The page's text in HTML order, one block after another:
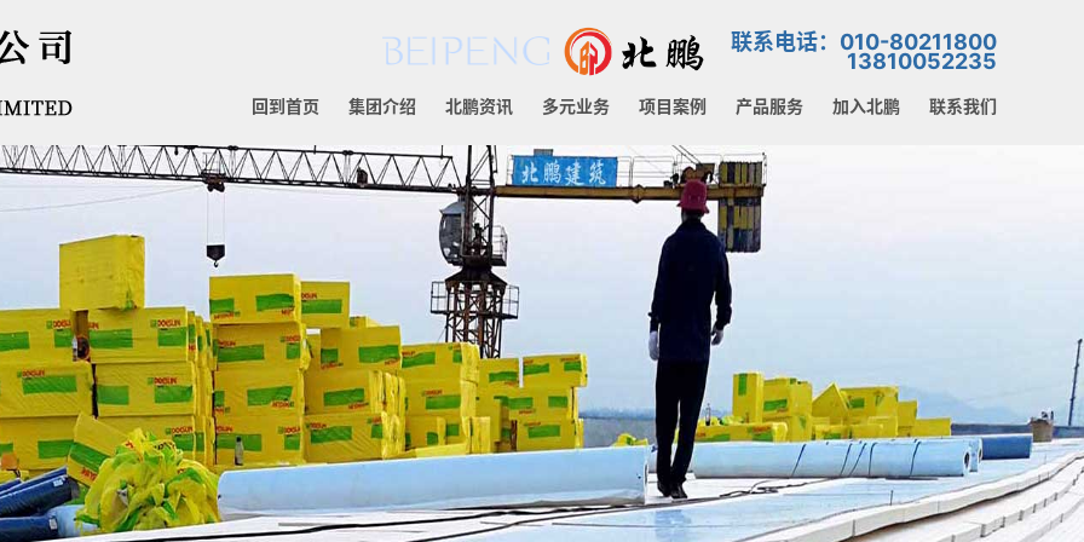
联系电话：010-80211800
13810052235
回到首页 集团介绍 北鹏资讯 多元业务 项目案例 产品服务 加入北鹏 联系我们